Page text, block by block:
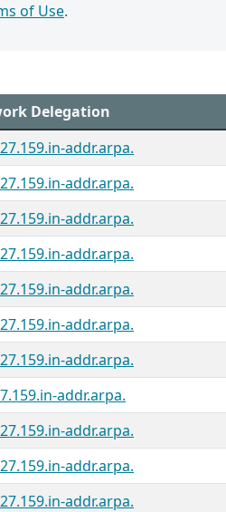
of Use.
Delegation
addr.arpa.
addr.arpa.
addr.arpa.
addr.arpa.
addr.arpa.
addr.arpa.
addr.arpa.
addr.arpa.
addr.arpa.
addr.arpa.
addr.arpa.